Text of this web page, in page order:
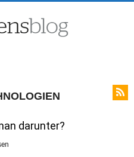
darunter?